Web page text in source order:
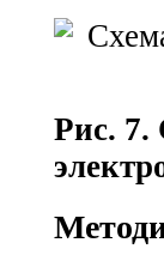
Рис. 7.